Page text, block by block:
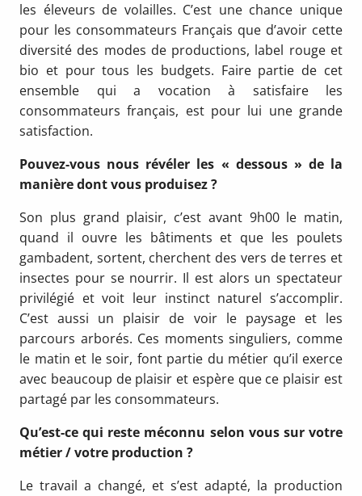
les éleveurs de volailles. C’est une chance unique
pour les consommateurs Français que d’avoir cette
diversité des modes de productions, label rouge et
bio et pour tous les budgets. Faire partie de cet
ensemble qui a vocation à satisfaire les
consommateurs français, est pour lui une grande
satisfaction.
Pouvez-vous nous révéler les « dessous » de la
manière dont vous produisez ?
Son plus grand plaisir, c’est avant 9h00 le matin,
quand il ouvre les bâtiments et que les poulets
gambadent, sortent, cherchent des vers de terres et
insectes pour se nourrir. Il est alors un spectateur
privilégié et voit leur instinct naturel s’accomplir.
C’est aussi un plaisir de voir le paysage et les
parcours arborés. Ces moments singuliers, comme
le matin et le soir, font partie du métier qu’il exerce
avec beaucoup de plaisir et espère que ce plaisir est
partagé par les consommateurs.
Qu’est-ce qui reste méconnu selon vous sur votre
métier / votre production ?
Le travail a changé, et s’est adapté, la production